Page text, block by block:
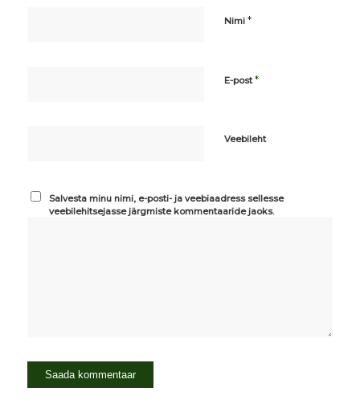
Nimi *
E-post*
Veebileht
Salvesta minu nimi, e-posti- ja veebiaadress sellesse
veebilehitsejasse järgmiste kommentaaride jaoks.